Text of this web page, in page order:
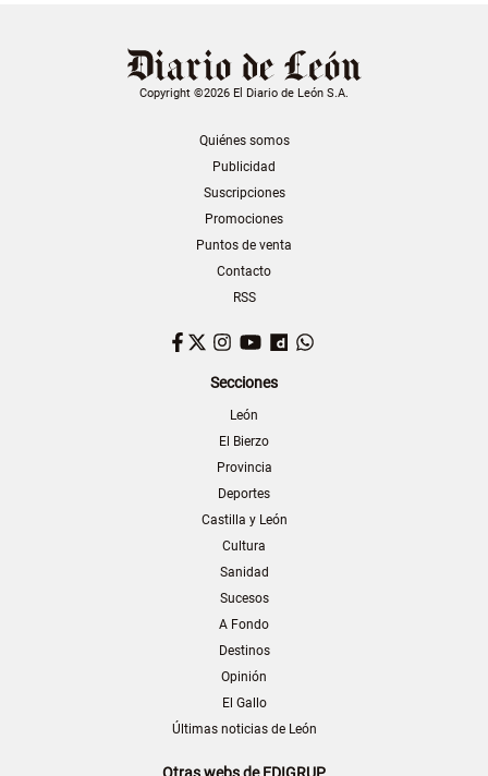
Copyright ©2026 El Diario de León S.A.
Quiénes somos
Publicidad
Suscripciones
Promociones
Puntos de venta
Contacto
RSS
Facebook
TwitterInstagram
YouTubeDailymotion
Secciones
León
El Bierzo
Provincia
Deportes
Castilla y León
Cultura
Sanidad
Sucesos
A Fondo
Destinos
Opinión
El Gallo
Últimas noticias de León
Otras webs de EDIGRUP